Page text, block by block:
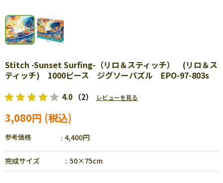
Stitch -Sunset Surfing-（リロ＆スティッチ） (リロ＆ス
ティッチ) 1000ピース ジグソーパズル EPO-97-803s
4.0 （2） レビューを見る
3,080円
参考価格 4,400円
完成サイズ 50×75cm